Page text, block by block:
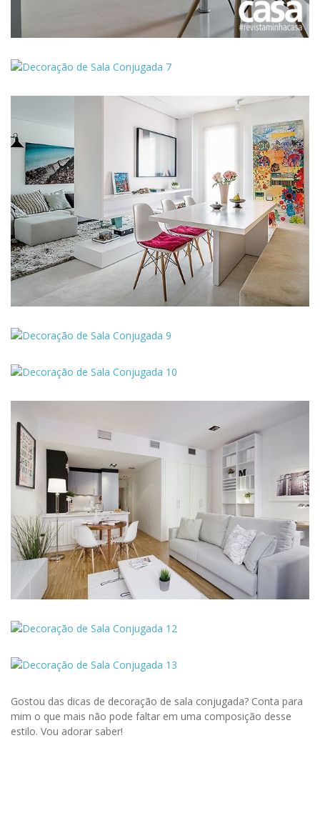
Gostou das dicas de decoração de sala conjugada? Conta para
mim o que mais não pode faltar em uma composição desse
estilo. Vou adorar saber!